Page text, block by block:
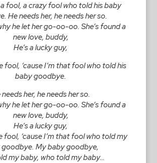
fool, a crazy fool who told his baby
He needs her, he needs her so.
he let her go-oo-oo. She’s found a
new love, buddy,
He’s a lucky guy,
fool, ‘cause I’m that fool who told his
baby goodbye.
needs her, he needs her so.
he let her go-oo-oo. She’s found a
new love, buddy,
He’s a lucky guy,
fool, ‘cause I’m that fool who told my
My baby goodbye,
my baby, who told my baby…